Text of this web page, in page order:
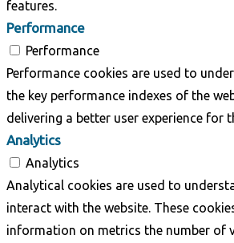
features.
Performance
Performance
Performance cookies are used to
the key performance indexes of the
delivering a better user experience for
Analytics
Analytics
Analytical cookies are used to
interact with the website. These
information on metrics the number of